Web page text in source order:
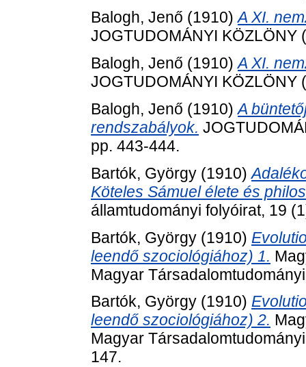
Balogh, Jenő (1910)A XI.
JOGTUDOMÁNYI KÖZLÖNY
Balogh, Jenő (1910)A XI.
JOGTUDOMÁNYI KÖZLÖNY
Balogh, Jenő (1910)A
rendszabályok.
pp. 443-444.
Bartók, György (1910)
Köteles Sámuel élete és
államtudományi folyóirat, 19
Bartók, György (1910)
leendő szociológiához) 1.
Magyar
Bartók, György (1910)
leendő szociológiához) 2.
Magyar
147.